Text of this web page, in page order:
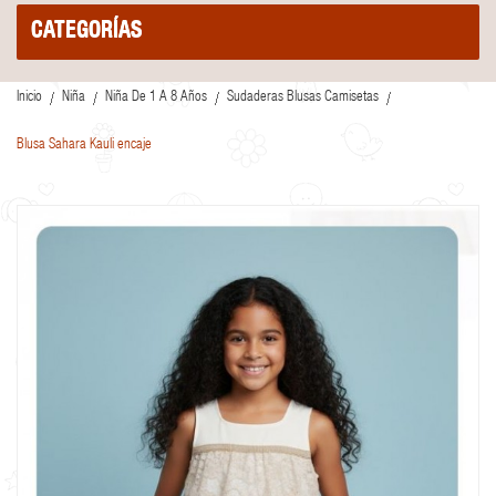
CATEGORÍAS
Inicio Niña Niña De 1 A 8 Años Sudaderas Blusas Camisetas
Blusa Sahara Kauli encaje